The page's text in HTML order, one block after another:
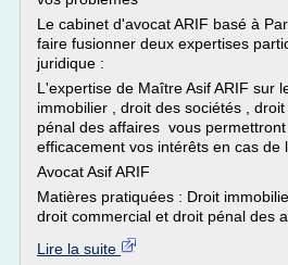
Le cabinet d'avocat ARIF basé à
faire fusionner deux expertises
juridique :
L'expertise de Maître Asif ARIF sur
immobilier , droit des sociétés ,
pénal des affaires vous
efficacement vos intérêts en cas de
Avocat Asif ARIF
Matières pratiquées : Droit
droit commercial et droit pénal des
Lire la suite